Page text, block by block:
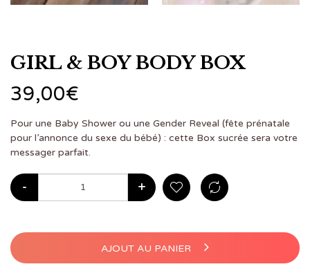
GIRL & BOY BODY BOX
39,00€
Pour une Baby Shower ou une Gender Reveal (fête prénatale
pour l’annonce du sexe du bébé) : cette Box sucrée sera votre
messager parfait.
- +
AJOUT AU PANIER